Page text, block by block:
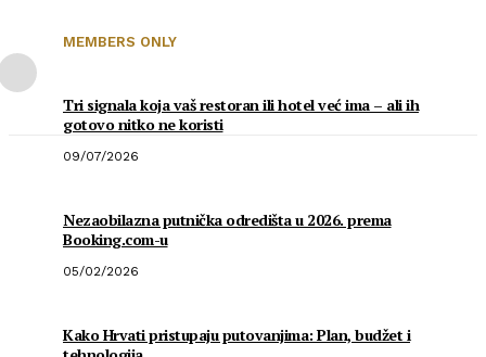
MEMBERS ONLY
Tri signala koja vaš restoran ili hotel već ima – ali ih
gotovo nitko ne koristi
09/07/2026
Nezaobilazna putnička odredišta u 2026. prema
Booking.com-u
05/02/2026
Kako Hrvati pristupaju putovanjima: Plan, budžet i